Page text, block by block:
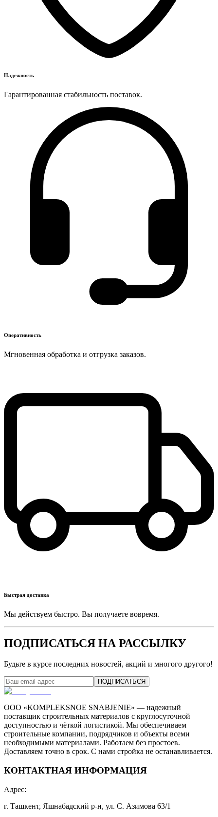
Надежность
Гарантированная стабильность поставок.
Оперативность
Мгновенная обработка и отгрузка заказов.
Быстрая доставка
Мы действуем быстро. Вы получаете вовремя.
ПОДПИСАТЬСЯ НА РАССЫЛКУ
Будьте в курсе последних новостей, акций и многого другого!
ПОДПИСАТЬСЯ
ООО «KOMPLEKSNOE SNABJENIE» — надежный
поставщик строительных материалов с круглосуточной
доступностью и чёткой логистикой. Мы обеспечиваем
строительные компании, подрядчиков и объекты всеми
необходимыми материалами. Работаем без простоев.
Доставляем точно в срок. С нами стройка не останавливается.
КОНТАКТНАЯ ИНФОРМАЦИЯ
Адрес:
г. Ташкент, Яшнабадский р-н, ул. С. Азимова 63/1